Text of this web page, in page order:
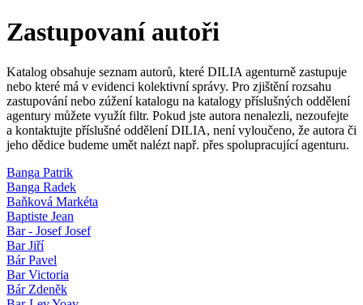
Zastupovaní autoři
Katalog obsahuje seznam autorů, které DILIA agenturně zastupuje
nebo které má v evidenci kolektivní správy. Pro zjištění rozsahu
zastupování nebo zúžení katalogu na katalogy příslušných oddělení
agentury můžete využít filtr. Pokud jste autora nenalezli, nezoufejte
a kontaktujte příslušné oddělení DILIA, není vyloučeno, že autora či
jeho dědice budeme umět nalézt např. přes spolupracující agenturu.
Banga Patrik
Banga Radek
Baňková Markéta
Baptiste Jean
Bar - Josef Josef
Bar Jiří
Bár Pavel
Bar Victoria
Bár Zdeněk